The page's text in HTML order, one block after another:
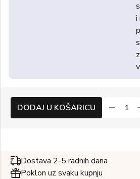
i
DODAJ U KOŠARICU
Dostava 2-5 radnih dana
Poklon uz svaku kupnju